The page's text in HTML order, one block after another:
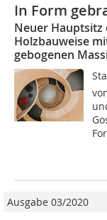
In Form
Neuer Hauptsitz
Holzbauweise
gebogenen
Ausgabe 03/2020